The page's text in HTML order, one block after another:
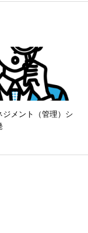
ジメント（管理）シ